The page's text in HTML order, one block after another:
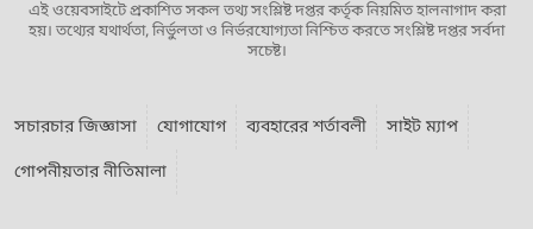
এই ওয়েবসাইটে প্রকাশিত সকল তথ্য সংশ্লিষ্ট দপ্তর কর্তৃক নিয়মিত হালনাগাদ করা
হয়। তথ্যের যথার্থতা, নির্ভুলতা ও নির্ভরযোগ্যতা নিশ্চিত করতে সংশ্লিষ্ট দপ্তর সর্বদা
সচেষ্ট।
সচারচার জিজ্ঞাসা যোগাযোগ ব্যবহারের শর্তাবলী
সাইট ম্যাপ
গোপনীয়তার নীতিমালা